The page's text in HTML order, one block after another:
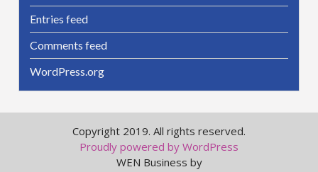
Entries feed
Comments feed
WordPress.org
Copyright 2019. All rights reserved.
Proudly powered by WordPress
WEN Business by